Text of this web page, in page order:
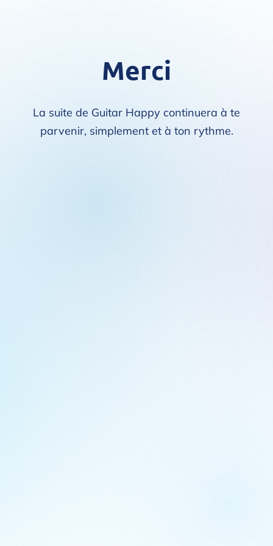
Merci
La suite de Guitar Happy continuera à te
parvenir, simplement et à ton rythme.